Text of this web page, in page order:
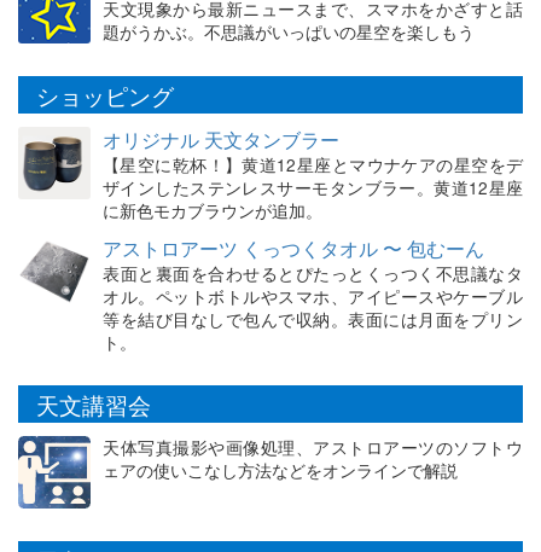
天文現象から最新ニュースまで、スマホをかざすと話
題がうかぶ。不思議がいっぱいの星空を楽しもう
ショッピング
オリジナル 天文タンブラー
【星空に乾杯！】黄道12星座とマウナケアの星空をデ
ザインしたステンレスサーモタンブラー。黄道12星座
に新色モカブラウンが追加。
アストロアーツ くっつくタオル 〜 包むーん
表面と裏面を合わせるとぴたっとくっつく不思議なタ
オル。ペットボトルやスマホ、アイピースやケーブル
等を結び目なしで包んで収納。表面には月面をプリン
ト。
天文講習会
天体写真撮影や画像処理、アストロアーツのソフトウ
ェアの使いこなし方法などをオンラインで解説